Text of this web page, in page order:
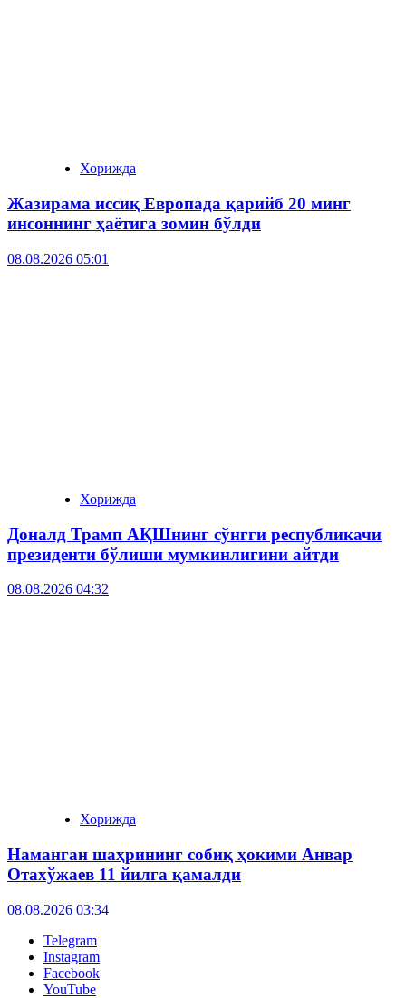
Хорижда
Жазирама иссиқ Европада қарийб 20 минг
инсоннинг ҳаётига зомин бўлди
08.08.2026 05:01
Хорижда
Доналд Трамп АҚШнинг сўнгги республикачи
президенти бўлиши мумкинлигини айтди
08.08.2026 04:32
Хорижда
Наманган шаҳрининг собиқ ҳокими Анвар
Отахўжаев 11 йилга қамалди
08.08.2026 03:34
Telegram
Instagram
Facebook
YouTube